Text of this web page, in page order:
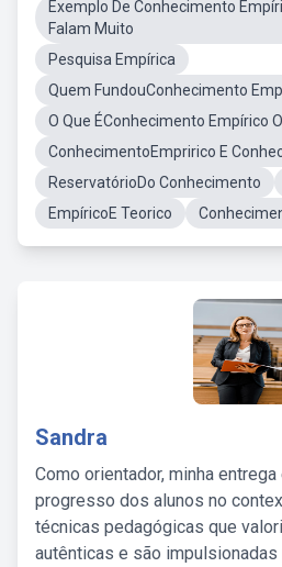
Exemplo De Conhecimento
Falam Muito
Pesquisa Empírica
Quem FundouConhecimento
O Que ÉConhecimento Empírico
ConhecimentoEmpririco E
ReservatórioDo Conhecimento
EmpíricoE Teorico
Sandra
Como orientador, minha
progresso dos alunos no
técnicas pedagógicas que
autênticas e são